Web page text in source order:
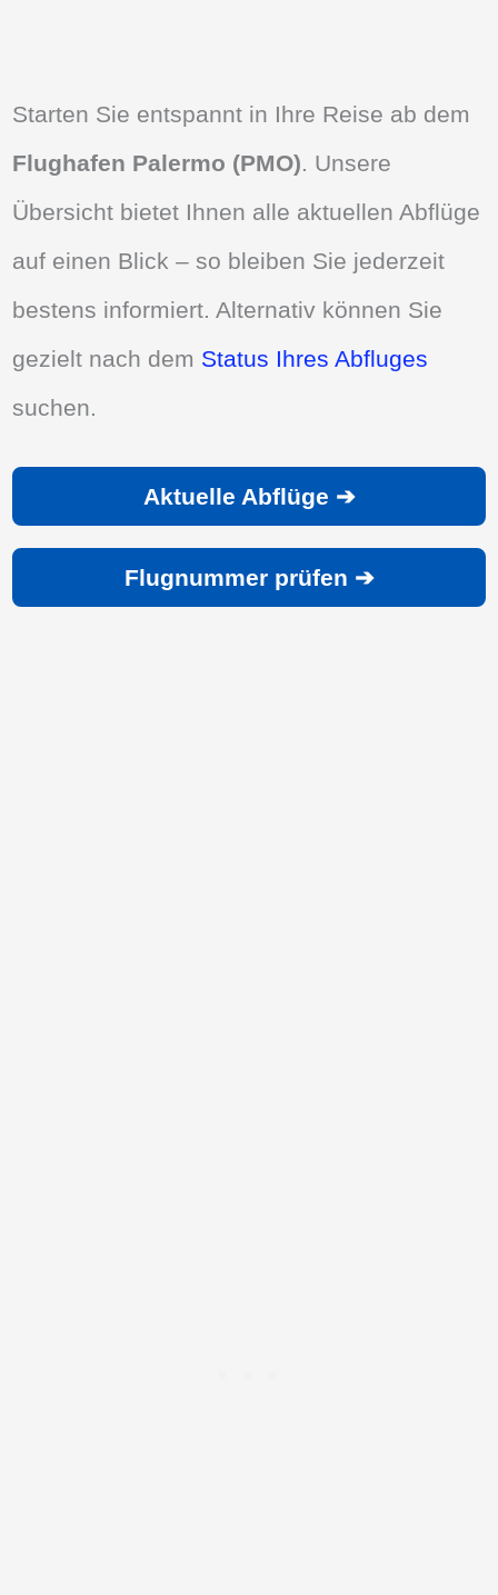
Starten Sie entspannt in Ihre Reise ab dem
Flughafen Palermo (PMO) . Unsere
Übersicht bietet Ihnen alle aktuellen Abflüge
auf einen Blick – so bleiben Sie jederzeit
bestens informiert. Alternativ können Sie
gezielt nach dem Status Ihres Abfluges
suchen.
Aktuelle Abflüge ➔
Flugnummer prüfen ➔